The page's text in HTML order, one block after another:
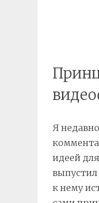
Я
идеей
выпустил
к нему